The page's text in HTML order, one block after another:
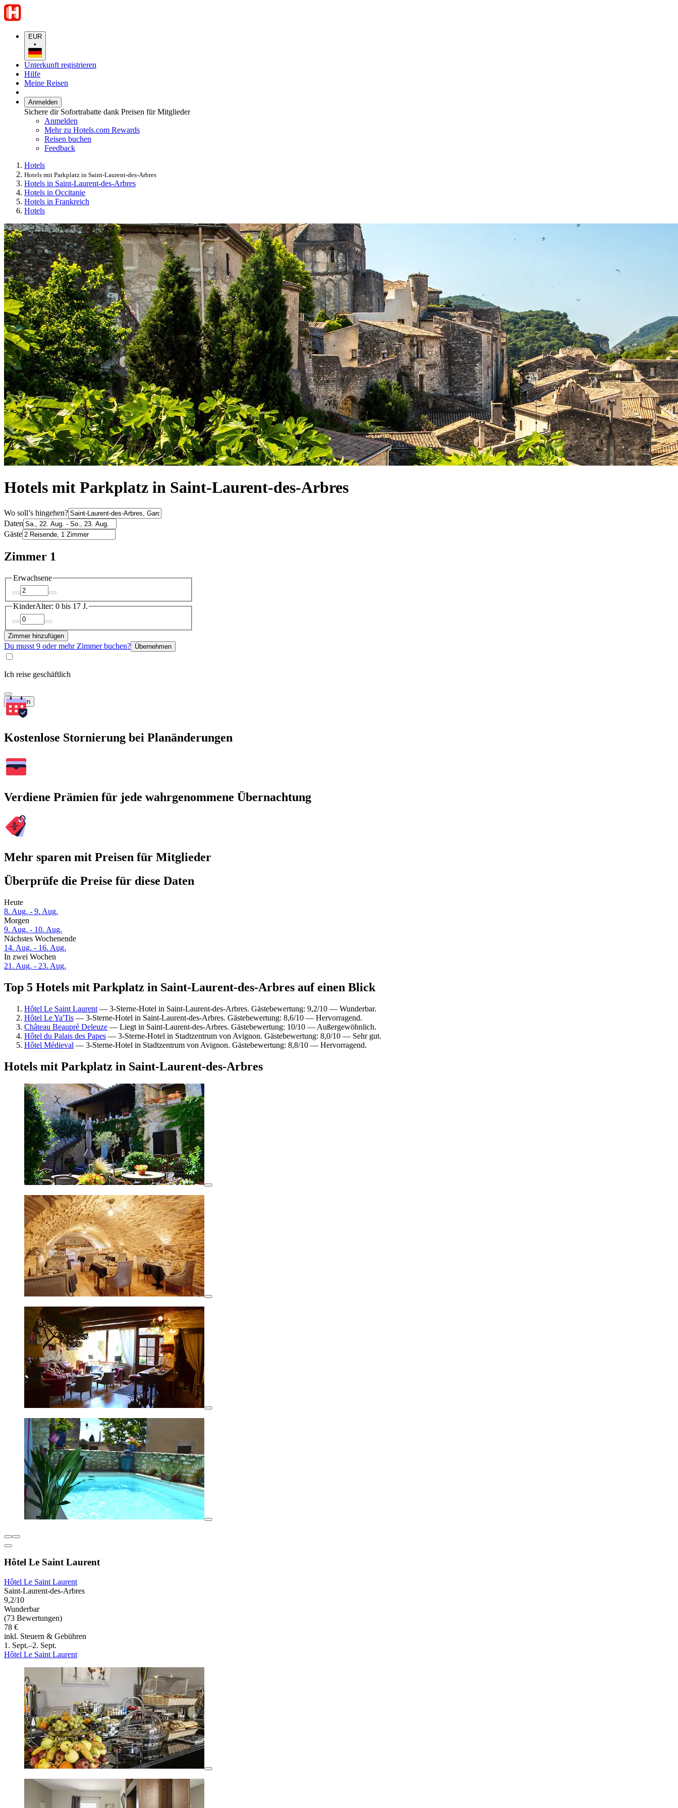
EUR
•
Unterkunft registrieren
Hilfe
Meine Reisen
Anmelden
Sichere dir Sofortrabatte dank Preisen für Mitglieder
Anmelden
Mehr zu Hotels.com Rewards
Reisen buchen
Feedback
Hotels
Hotels mit Parkplatz in Saint-Laurent-des-Arbres
Hotels in Saint-Laurent-des-Arbres
Hotels in Occitanie
Hotels in Frankreich
Hotels
Hotels mit Parkplatz in Saint-Laurent-des-Arbres
Wo soll’s hingehen?
Daten
Gäste
Zimmer 1
Erwachsene
KinderAlter: 0 bis 17 J.
Zimmer hinzufügen
Du musst 9 oder mehr Zimmer buchen? Übernehmen
Ich reise geschäftlich
Suchen
Kostenlose Stornierung bei Planänderungen
Verdiene Prämien für jede wahrgenommene Übernachtung
Mehr sparen mit Preisen für Mitglieder
Überprüfe die Preise für diese Daten
Heute
8. Aug. - 9. Aug.
Morgen
9. Aug. - 10. Aug.
Nächstes Wochenende
14. Aug. - 16. Aug.
In zwei Wochen
21. Aug. - 23. Aug.
Top 5 Hotels mit Parkplatz in Saint-Laurent-des-Arbres auf einen Blick
Hôtel Le Saint Laurent — 3-Sterne-Hotel in Saint-Laurent-des-Arbres. Gästebewertung: 9,2/10 — Wunderbar.
Hôtel Le Ya'Tis — 3-Sterne-Hotel in Saint-Laurent-des-Arbres. Gästebewertung: 8,6/10 — Hervorragend.
Château Beaupré Deleuze — Liegt in Saint-Laurent-des-Arbres. Gästebewertung: 10/10 — Außergewöhnlich.
Hôtel du Palais des Papes — 3-Sterne-Hotel in Stadtzentrum von Avignon. Gästebewertung: 8,0/10 — Sehr gut.
Hôtel Médieval — 3-Sterne-Hotel in Stadtzentrum von Avignon. Gästebewertung: 8,8/10 — Hervorragend.
Hotels mit Parkplatz in Saint-Laurent-des-Arbres
Hôtel Le Saint Laurent
Hôtel Le Saint Laurent
Saint-Laurent-des-Arbres
9,2/10
Wunderbar
(73 Bewertungen)
78 €
inkl. Steuern & Gebühren
1. Sept.–2. Sept.
Hôtel Le Saint Laurent